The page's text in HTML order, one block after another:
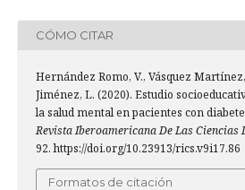
CÓMO CITAR
Hernández Romo, V., Vásquez Martínez,
Jiménez, L. (2020). Estudio
la salud mental en pacientes con
Revista Iberoamericana De Las Ciencias
92. https://doi.org/10.23913/rics.v9i17.86
Formatos de citación